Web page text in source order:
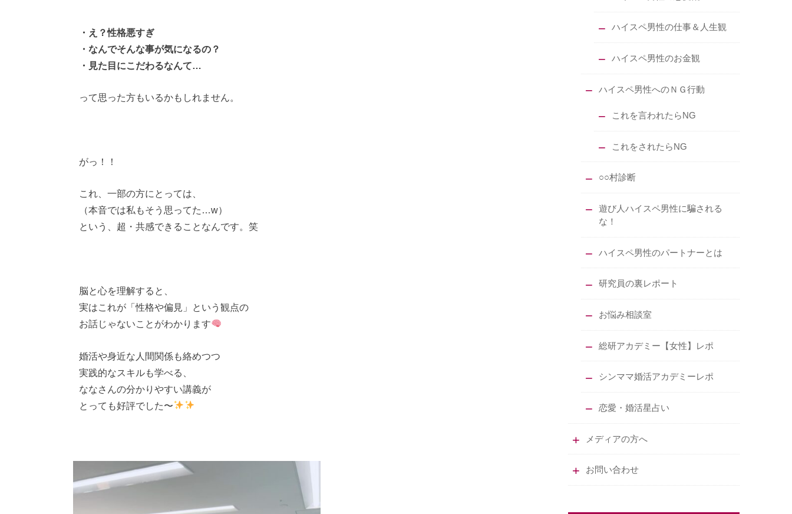
・え？性格悪すぎ
・なんでそんな事が気になるの？
・見た目にこだわるなんて…
って思った方もいるかもしれません。
がっ！！
これ、一部の方にとっては、
（本音では私もそう思ってた…w）
という、超・共感できることなんです。笑
脳と心を理解すると、
実はこれが「性格や偏見」という観点の
お話じゃないことがわかります
婚活や身近な人間関係も絡めつつ
実践的なスキルも学べる、
ななさんの分かりやすい講義が
とっても好評でした〜
ハイスペ男性の仕事＆人生観
ハイスペ男性のお金観
ハイスペ男性へのＮＧ行動
これを言われたらNG
これをされたらNG
○○村診断
遊び人ハイスペ男性に騙される
な！
ハイスペ男性のパートナーとは
研究員の裏レポート
お悩み相談室
総研アカデミー【女性】レポ
シンママ婚活アカデミーレポ
恋愛・婚活星占い
メディアの方へ
お問い合わせ